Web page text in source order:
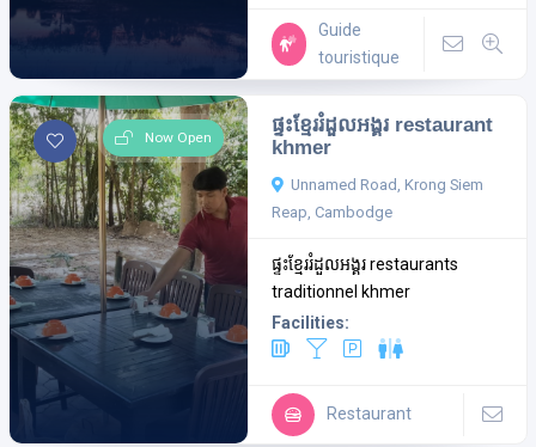
Guide
touristique
Now Open
ផ្ទះខ្មែររំដួលអង្គរ restaurant
khmer
Unnamed Road, Krong Siem
Reap, Cambodge
ផ្ទះខ្មែររំដួលអង្គរ restaurants
traditionnel khmer
Facilities:
Restaurant